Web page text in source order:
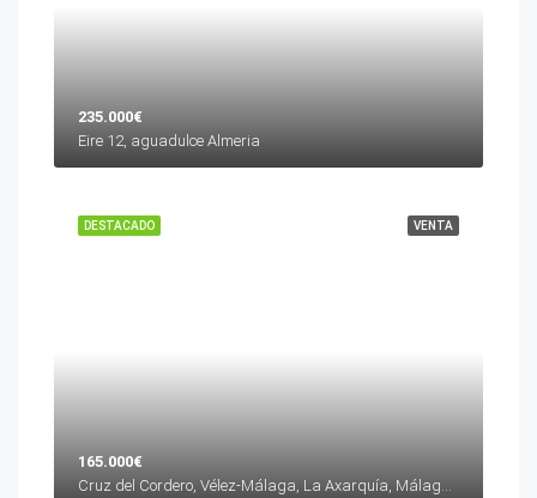
235.000€
Eire 12, aguadulce Almeria
VENTA
DESTACADO
165.000€
Cruz del Cordero, Vélez-Málaga, La Axarquía, Málaga, Andalucía, 29700, España